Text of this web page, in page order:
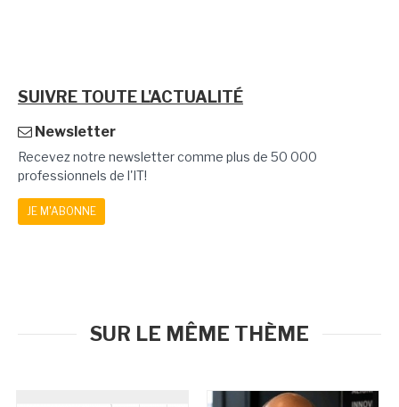
SUIVRE TOUTE L'ACTUALITÉ
Newsletter
Recevez notre newsletter comme plus de 50 000
professionnels de l'IT!
JE M'ABONNE
SUR LE MÊME THÈME